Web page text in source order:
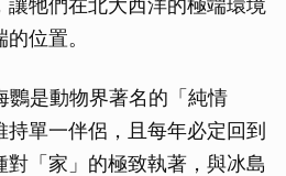
讓牠們在北大西洋的極端環境
位置。
鸚是動物界著名的「純情
單一伴侶，且每年必定回到
對「家」的極致執著，與冰島